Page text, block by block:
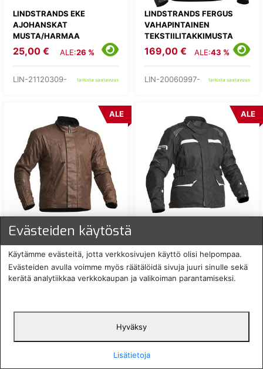
LINDSTRANDS EKE
AJOHANSKAT
MUSTA/HARMAA
25,00 € ALE:26 %
LIN-21120309- tarkista saatavuus
LINDSTRANDS FERGUS
VAHAPINTAINEN
TEKSTIILITAKKIMUSTA
169,00 € ALE:43 %
LIN-20060997- tarkista saatavuus
VAHAPINTAINEN
TEKSTIILITAKKIRUSKEA
ALE
169,00 € 43 %
MUSTA/VALKOINEN
ALE
199,00 € ALE:31 %
ALE
Evästeiden käytöstä
Käytämme evästeitä, jotta verkkosivujen käyttö olisi helpompaa.
Evästeiden avulla voimme myös räätälöidä sivuja juuri sinulle sekä
kerätä analytiikkaa verkkokaupan ja valikoiman parantamiseksi.
Hyväksy
Lisätietoja